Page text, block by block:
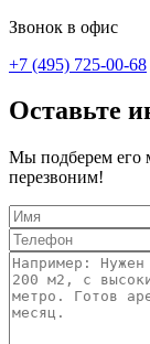
Звонок в офис
+7 (495) 725-00-68
Оставьте
Мы подберем его
перезвоним!